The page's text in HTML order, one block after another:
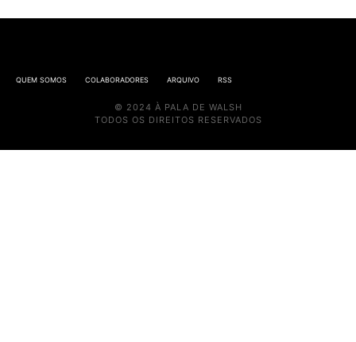
QUEM SOMOS COLABORADORES ARQUIVO RSS
© 2024 À PALA DE WALSH
TODOS OS DIREITOS RESERVADOS